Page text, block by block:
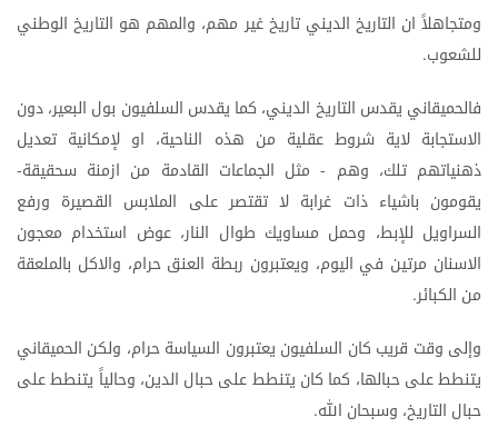
ومتجاهلاً ان التاريخ الديني تاريخ غير مهم، والمهم هو التاريخ الوطني
للشعوب.
فالحميقاني يقدس التاريخ الديني، كما يقدس السلفيون بول البعير،دون
الاستجابة لاية شروط عقلية من هذه الناحية، او لإمكانية تعديل
ذهنياتهم تلك، وهم - مثل الجماعات القادمة من ازمنة سحقيقة-
يقومون باشياء ذات غرابة لا تقتصر على الملابس القصيرة ورفع
السراويل للإبط، وحمل مساويك طوال النار، عوض استخدام معجون
الاسنان مرتين في اليوم، ويعتبرون ربطة العنق حرام، والاكل بالملعقة
من الكبائر.
وإلى وقت قريب كان السلفيون يعتبرون السياسةحرام، ولكن الحميقاني
يتنططعلى حبالها، كما كان يتنططعلىحبال الدين، وحالياً يتنططعلى
حبال التاريخ، وسبحان الله.